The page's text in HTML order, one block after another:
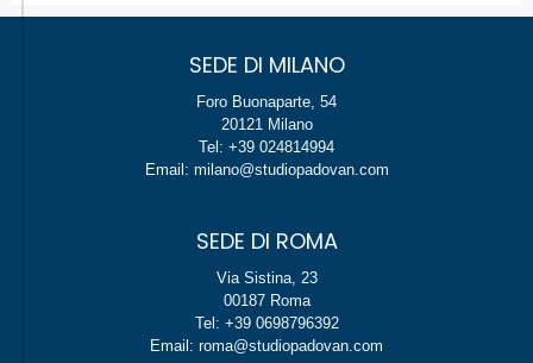
SEDE DI MILANO
Foro Buonaparte, 54
20121 Milano
Tel: +39 024814994
Email: milano@studiopadovan.com
SEDE DI ROMA
Via Sistina, 23
00187 Roma
Tel: +39 0698796392
Email: roma@studiopadovan.com